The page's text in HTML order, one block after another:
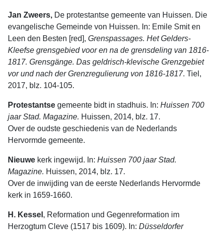
Jan Zweers, De protestantse gemeente van Huissen. Die
evangelische Gemeinde von Huissen. In: Emile Smit en
Leen den Besten [red], Grenspassages. Het Gelders-
Kleefse grensgebied voor en na de grensdeling van 1816-
1817. Grensgänge. Das geldrisch-klevische Grenzgebiet
vor und nach der Grenzregulierung von 1816-1817. Tiel,
2017, blz. 104-105.
Protestantse gemeente bidt in stadhuis. In: Huissen 700
jaar Stad. Magazine. Huissen, 2014, blz. 17.
Over de oudste geschiedenis van de Nederlands
Hervormde gemeente.
Nieuwe kerk ingewijd. In: Huissen 700 jaar Stad.
Magazine. Huissen, 2014, blz. 17.
Over de inwijding van de eerste Nederlands Hervormde
kerk in 1659-1660.
H. Kessel , Reformation und Gegenreformation im
Herzogtum Cleve (1517 bis 1609). In: Düsseldorfer